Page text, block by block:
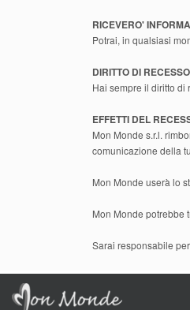
RICEVERO'
Potrai, in qualsiasi
DIRITTO DI RECESSO
Hai sempre il diritto di
EFFETTI DEL
Mon Monde s.r.l.
comunicazione della
Mon Monde userà lo
Mon Monde potrebbe
Sarai responsabile